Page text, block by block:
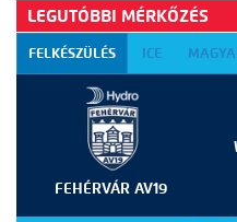
LEGUTÓBBI MÉRKŐZÉS
FELKÉSZÜLÉS ICE
FEHÉRVÁR AV19